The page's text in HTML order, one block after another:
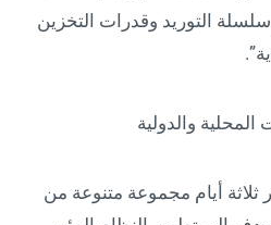
التوريد وقدرات التخزين
والدولية
أيام مجموعة متنوعة من